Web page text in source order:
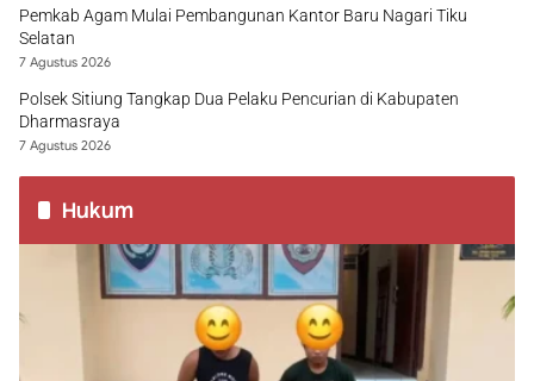
Pemkab Agam Mulai Pembangunan Kantor Baru Nagari Tiku
Selatan
7 Agustus 2026
Polsek Sitiung Tangkap Dua Pelaku Pencurian di Kabupaten
Dharmasraya
7 Agustus 2026
Hukum